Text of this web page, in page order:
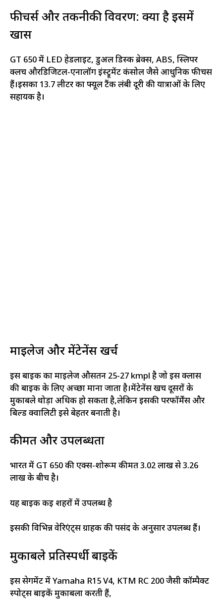
फीचर्स और तकनीकी विवरण: क्या है इसमें
खास
GT 650 में LED हेडलाइट, डुअल डिस्क ब्रेक्स, ABS, स्लिपर
क्लच औरडिजिटल-एनालॉग इंस्ट्रूमेंट कंसोल जैसे आधुनिक फीचर्स
हैं।इसका 13.7 लीटर का फ्यूल टैंक लंबी दूरी की यात्राओं के लिए
सहायक है।
माइलेज और मेंटेनेंस खर्च
इस बाइक का माइलेज औसतन 25-27 kmpl है जो इस क्लास
की बाइक के लिए अच्छा माना जाता है।मेंटेनेंस खर्च दूसरों के
मुकाबले थोड़ा अधिक हो सकता है,लेकिन इसकी परफॉर्मेंस और
बिल्ड क्वालिटी इसे बेहतर बनाती है।
कीमत और उपलब्धता
भारत में GT 650 की एक्स-शोरूम कीमत ₹3.02 लाख से ₹3.26
लाख के बीच है।
यह बाइक कई शहरों में उपलब्ध है
इसकी विभिन्न वेरिएंट्स ग्राहक की पसंद के अनुसार उपलब्ध हैं।
मुकाबले प्रतिस्पर्धी बाइकें
इस सेगमेंट में Yamaha R15 V4, KTM RC 200 जैसी कॉम्पैक्ट
स्पोर्ट्स बाइकें मुकाबला करती हैं,